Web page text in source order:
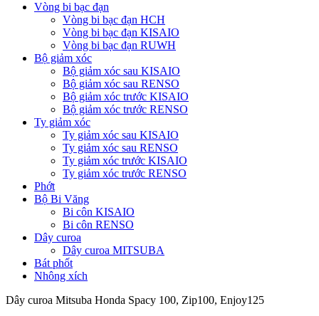
Vòng bi bạc đạn
Vòng bi bạc đạn HCH
Vòng bi bạc đạn KISAIO
Vòng bi bạc đạn RUWH
Bộ giảm xóc
Bộ giảm xóc sau KISAIO
Bộ giảm xóc sau RENSO
Bộ giảm xóc trước KISAIO
Bộ giảm xóc trước RENSO
Ty giảm xóc
Ty giảm xóc sau KISAIO
Ty giảm xóc sau RENSO
Ty giảm xóc trước KISAIO
Ty giảm xóc trước RENSO
Phớt
Bộ Bi Văng
Bi côn KISAIO
Bi côn RENSO
Dây curoa
Dây curoa MITSUBA
Bát phốt
Nhông xích
Dây curoa Mitsuba Honda Spacy 100, Zip100, Enjoy125